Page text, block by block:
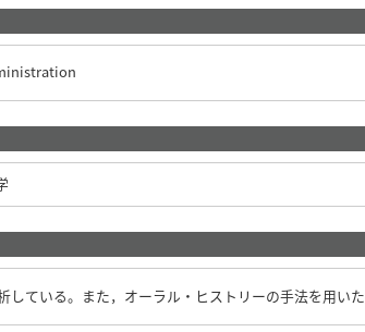
ている。また，オーラル・ヒストリーの手法を用い